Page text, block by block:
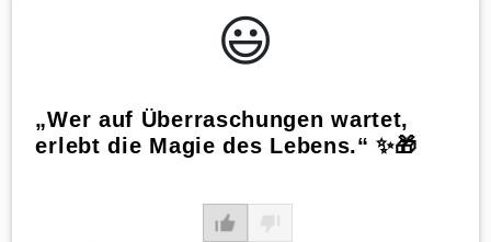
😃️
„Wer auf Überraschungen wartet,
erlebt die Magie des Lebens.“ ✨🎁